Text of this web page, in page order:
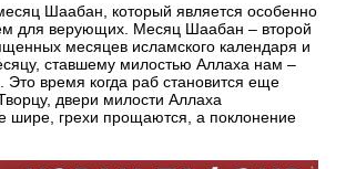
Шаабан, который является особенно
для верующих. Месяц Шаабан – второй
месяцев исламского календаря и
ставшему милостью Аллаха нам –
время когда раб становится еще
двери милости Аллаха
шире, грехи прощаются, а поклонение